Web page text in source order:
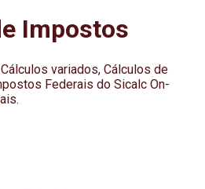
Impostos
variados, Cálculos de
Federais do Sicalc On-